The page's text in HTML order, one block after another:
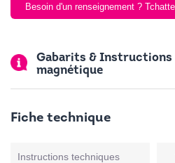
Besoin d'un renseignement ?
Gabarits & Instructions
magnétique
Fiche technique
Instructions techniques